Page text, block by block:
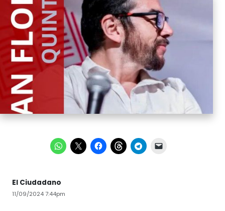
El Ciudadano
11/09/2024 7:44pm